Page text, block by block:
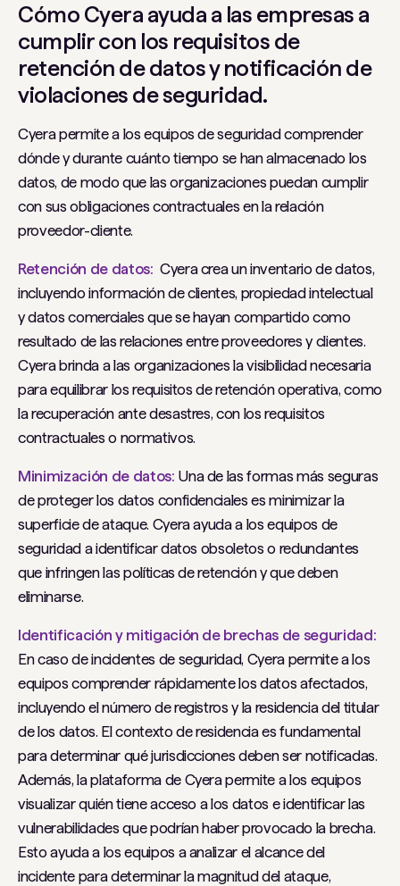
Cómo Cyera ayuda a las empresas a
cumplir con los requisitos de
retención de datos y notificación de
violaciones de seguridad.
Cyera permite a los equipos de seguridad comprender
dónde y durante cuánto tiempo se han almacenado los
datos, de modo que las organizaciones puedan cumplir
con sus obligaciones contractuales en la relación
proveedor-cliente.
Retención de datos: Cyera crea un inventario de datos,
incluyendo información de clientes, propiedad intelectual
y datos comerciales que se hayan compartido como
resultado de las relaciones entre proveedores y clientes.
Cyera brinda a las organizaciones la visibilidad necesaria
para equilibrar los requisitos de retención operativa, como
la recuperación ante desastres, con los requisitos
contractuales o normativos.
Minimización de datos: Una de las formas más seguras
de proteger los datos confidenciales es minimizar la
superficie de ataque. Cyera ayuda a los equipos de
seguridad a identificar datos obsoletos o redundantes
que infringen las políticas de retención y que deben
eliminarse.
Identificación y mitigación de brechas de seguridad:
En caso de incidentes de seguridad, Cyera permite a los
equipos comprender rápidamente los datos afectados,
incluyendo el número de registros y la residencia del titular
de los datos. El contexto de residencia es fundamental
para determinar qué jurisdicciones deben ser notificadas.
Además, la plataforma de Cyera permite a los equipos
visualizar quién tiene acceso a los datos e identificar las
vulnerabilidades que podrían haber provocado la brecha.
Esto ayuda a los equipos a analizar el alcance del
incidente para determinar la magnitud del ataque,